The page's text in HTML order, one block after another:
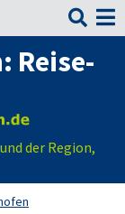

Reise-
der Region,